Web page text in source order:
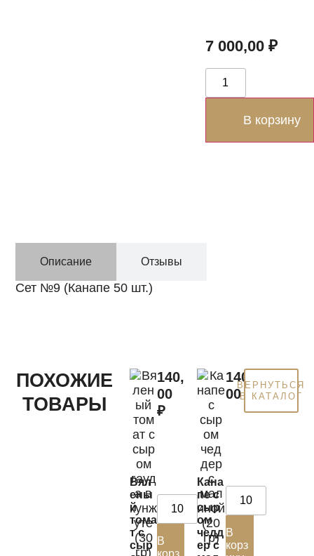
7 000,00 ₽
В корзину
Описание Отзывы
Сет №9 (Канапе 50 шт.)
ПОХОЖИЕ
ТОВАРЫ
Вял
ены
й
тома
т с
сыр
140,
00
₽
В
корз
Кана
пе с
сыр
ом
чедд
ер с
140,
00 ₽
В
корз
ВЕРНУТЬСЯ
В КАТАЛОГ